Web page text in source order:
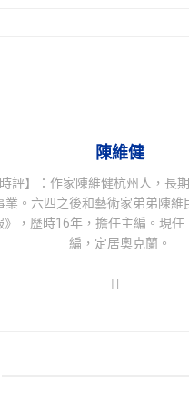
陳維健
時評】：作家陳維健杭州人，長
業。六四之後和藝術家弟弟陳維
》，歷時16年，擔任主編。現
編，定居奧克蘭。